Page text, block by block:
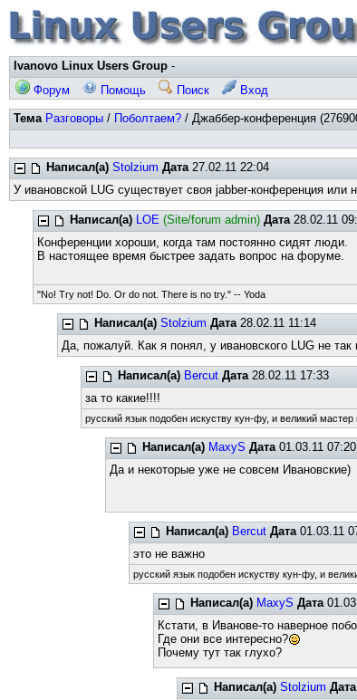
Ivanovo Linux Users Group -
Форум
Помощь Поиск Вход
Тема Разговоры / Поболтаем? / Джаббер-конференция
Написал(а) Stolzium Дата27.02.11 22:04
У ивановской LUG существует своя jabber-конференция
Написал(а) LOE (Site/forum admin) Дата28.02.11
Конференции хороши, когда там постоянно сидят люди.
В настоящее время быстрее задать вопрос на форуме.
"No! Try not! Do. Or do not. There is no try." -- Yoda
Написал(а) Stolzium Дата28.02.11 11:14
Да, пожалуй. Как я понял, у ивановского LUG не так
Написал(а) Bercut Дата28.02.11 17:33
за то какие!!!!
русский язык подобен искуству кун-фу, и великий мастер
Написал(а) MaxyS Дата01.03.11 07:20
Да и некоторые уже не совсем Ивановские)
Написал(а) Bercut Дата01.03.11
это не важно
русский язык подобен искуству кун-фу, и
Написал(а) MaxyS Дата
Кстати, в Иванове-то наверное
Где они все интересно?
Почему тут так глухо?
Написал(а) Stolzium Дата